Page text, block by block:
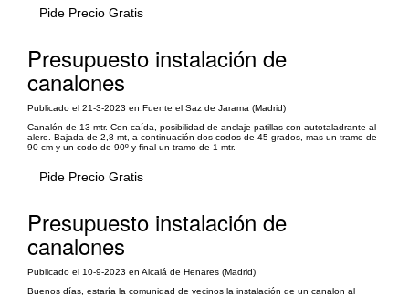
Pide Precio Gratis
Presupuesto instalación de
canalones
Publicado el 21-3-2023 en Fuente el Saz de Jarama (Madrid)
Canalón de 13 mtr. Con caída, posibilidad de anclaje patillas con autotaladrante al
alero. Bajada de 2,8 mt, a continuación dos codos de 45 grados, mas un tramo de
90 cm y un codo de 90º y final un tramo de 1 mtr.
Pide Precio Gratis
Presupuesto instalación de
canalones
Publicado el 10-9-2023 en Alcalá de Henares (Madrid)
Buenos días, estaría la comunidad de vecinos la instalación de un canalon al